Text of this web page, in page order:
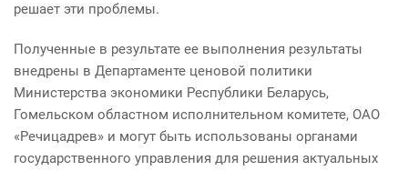
решает эти проблемы.
Полученные в результате ее выполнения результаты
внедрены в Департаменте ценовой политики
Министерства экономики Республики Беларусь,
Гомельском областном исполнительном комитете, ОАО
«Речицадрев» и могут быть использованы органами
государственного управления для решения актуальных